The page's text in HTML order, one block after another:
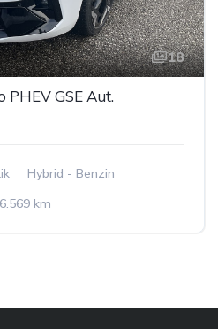
18
PHEV GSE Aut.
Hybrid - Benzin
6.569 km